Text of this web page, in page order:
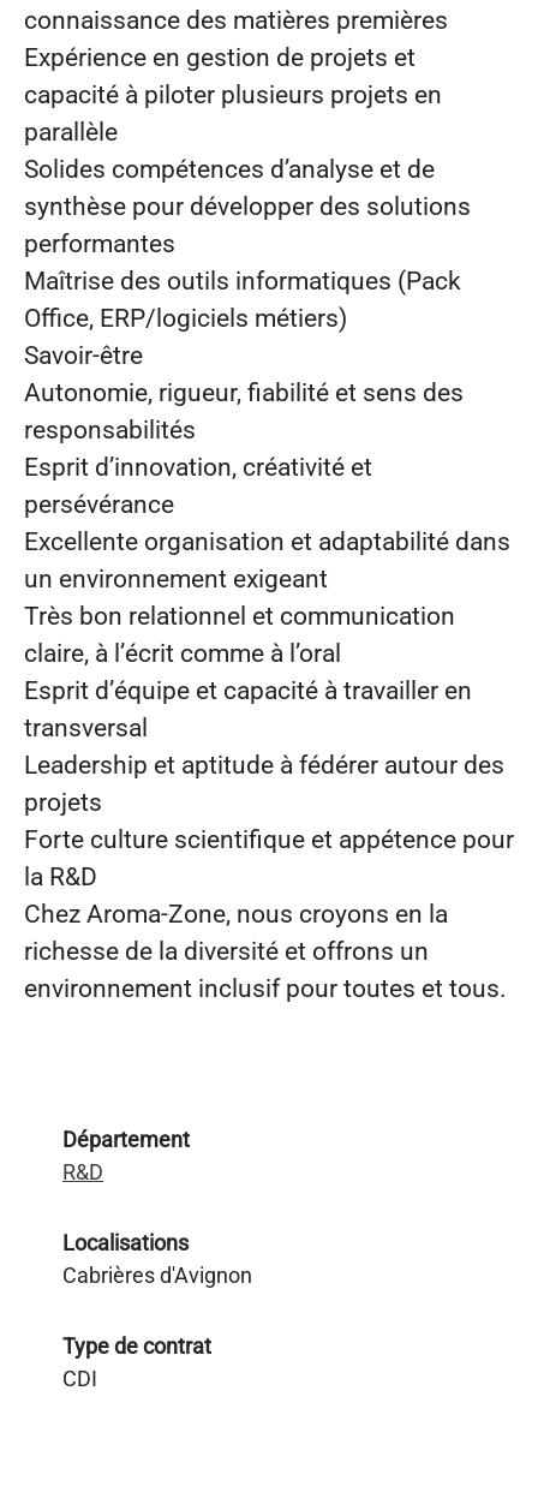
connaissance des matières premières
Expérience en gestion de projets et
capacité à piloter plusieurs projets en
parallèle
Solides compétences d’analyse et de
synthèse pour développer des solutions
performantes
Maîtrise des outils informatiques (Pack
Office, ERP/logiciels métiers)
Savoir‑être
Autonomie, rigueur, fiabilité et sens des
responsabilités
Esprit d’innovation, créativité et
persévérance
Excellente organisation et adaptabilité dans
un environnement exigeant
Très bon relationnel et communication
claire, à l’écrit comme à l’oral
Esprit d’équipe et capacité à travailler en
transversal
Leadership et aptitude à fédérer autour des
projets
Forte culture scientifique et appétence pour
la R&D
Chez Aroma‑Zone, nous croyons en la
richesse de la diversité et offrons un
environnement inclusif pour toutes et tous.
Département
R&D
Localisations
Cabrières d'Avignon
Type de contrat
CDI